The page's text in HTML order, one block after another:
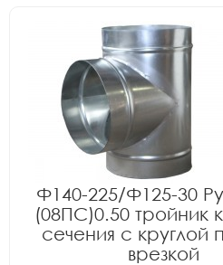
Ф140-225/Ф125-30
(08ПС)0.50 тройник
сечения с круглой
врезкой